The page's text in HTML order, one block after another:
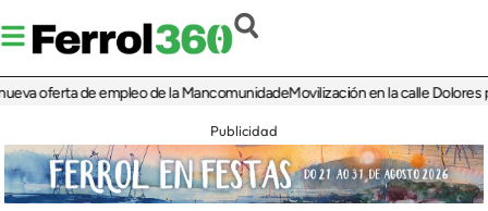
oferta de empleo de la MancomunidadeMovilización en la calle Dolores por
Publicidad